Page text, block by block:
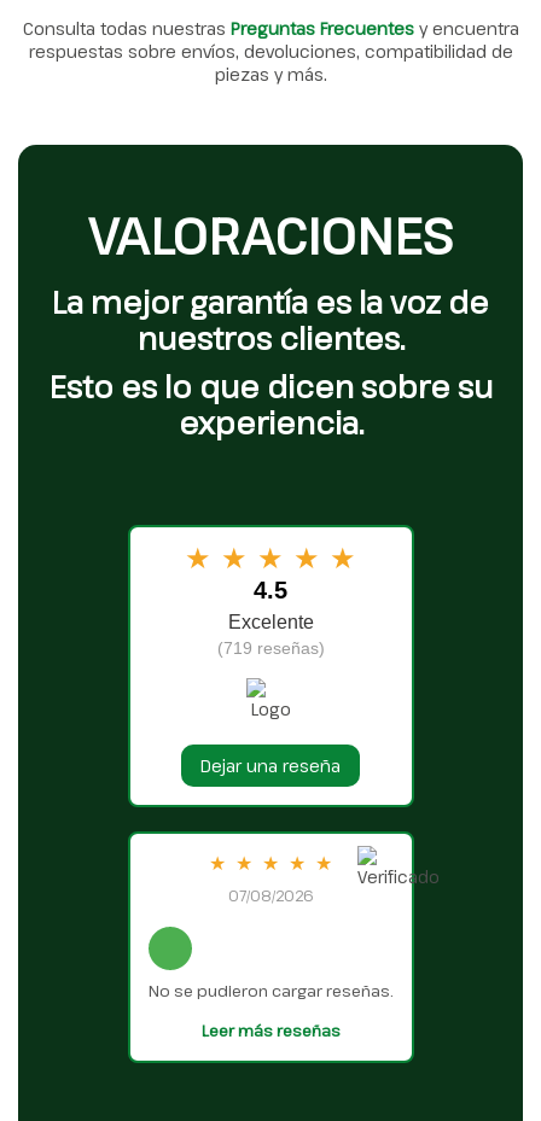
Consulta todas nuestras Preguntas Frecuentes y encuentra
respuestas sobre envíos, devoluciones, compatibilidad de
piezas y más.
VALORACIONES
La mejor garantía es la voz de
nuestros clientes.
Esto es lo que dicen sobre su
experiencia.
★ ★ ★ ★ ★
4.5
Excelente
(719 reseñas)
Dejar una reseña
★ ★ ★ ★ ★
07/08/2026
No se pudieron cargar reseñas.
Leer más reseñas